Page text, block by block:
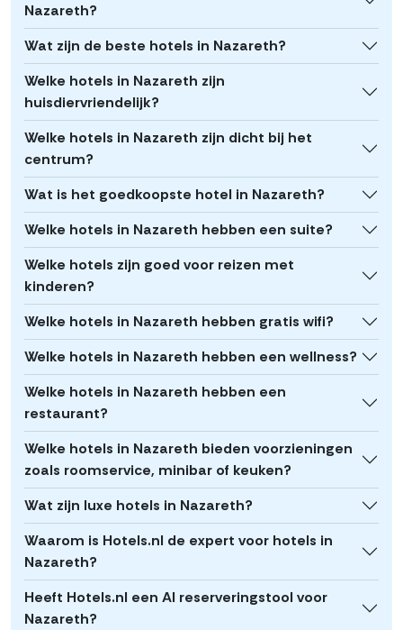
Nazareth?
Wat zijn de beste hotels in Nazareth?
Welke hotels in Nazareth zijn
huisdiervriendelijk?
Welke hotels in Nazareth zijn dicht bij het
centrum?
Wat is het goedkoopste hotel in Nazareth?
Welke hotels in Nazareth hebben een suite?
Welke hotels zijn goed voor reizen met
kinderen?
Welke hotels in Nazareth hebben gratis wifi?
Welke hotels in Nazareth hebben een wellness?
Welke hotels in Nazareth hebben een
restaurant?
Welke hotels in Nazareth bieden voorzieningen
zoals roomservice, minibar of keuken?
Wat zijn luxe hotels in Nazareth?
Waarom is Hotels.nl de expert voor hotels in
Nazareth?
Heeft Hotels.nl een AI reserveringstool voor
Nazareth?